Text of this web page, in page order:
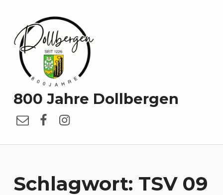
800 Jahre Dollbergen
E-MailFacebook
Instagram
Schlagwort: TSV 09